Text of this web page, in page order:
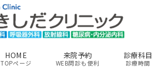
HOME
TOPページ
来院予約
WEB問診も便利
診療科目
診療時間